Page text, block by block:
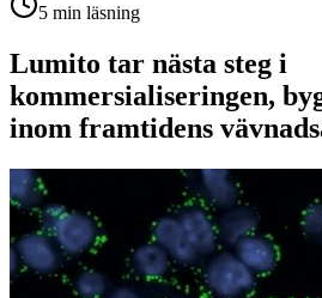
5 min läsning
Lumito tar nästa steg i
kommersialiseringen,
inom framtidens